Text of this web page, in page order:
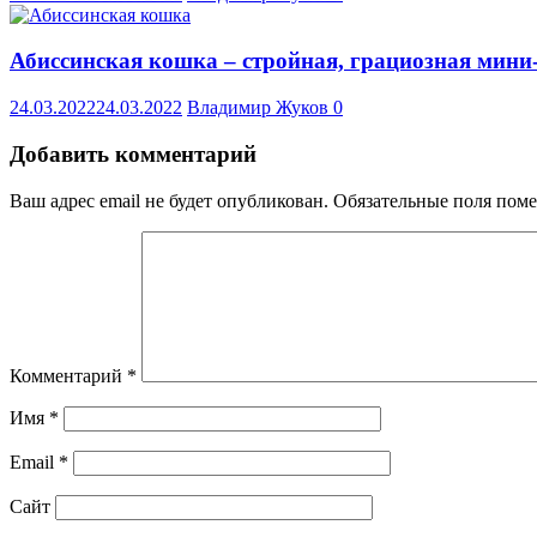
Абиссинская кошка – стройная, грациозная
24.03.202224.03.2022 Владимир Жуков 0
Добавить комментарий
Ваш адрес email не будет опубликован. Обязательные поля
Комментарий *
Имя *
Email *
Сайт